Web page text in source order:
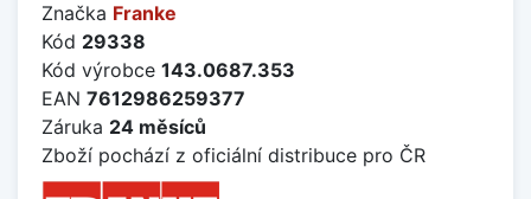
Značka Franke
Kód 29338
Kód výrobce 143.0687.353
EAN 7612986259377
Záruka 24 měsíců
Zboží pochází z oficiální distribuce pro ČR